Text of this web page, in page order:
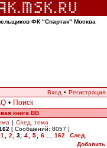
ФК "Спартак" Москва
Вход • Регистрация
• Поиск
книга ВВ
| След. тема
[ Сообщений: 8057 ]
1 2 3, 4 5 6 162
След.
Добавить